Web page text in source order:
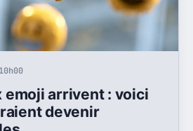
emoji arrivent : voici
devenir